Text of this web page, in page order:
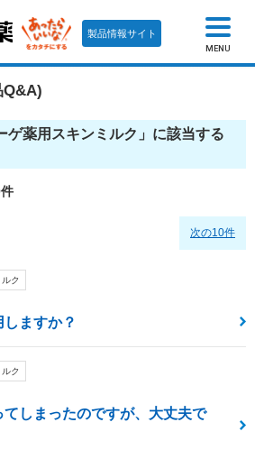
製品情報サイト
MENU
Q&A)
ゲ薬用スキンミルク 」に該当する
次の10件
ク
ますか？
ク
しまったのですが、大丈夫で